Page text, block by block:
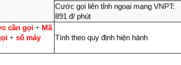
Cước gọi liên tỉnh ngoại mạng VNPT:
891 đ/ phút
cần gọi + Mã
+ số máy
Tính theo quy định hiện hành